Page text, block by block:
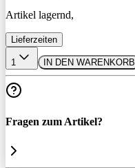
Artikel lagernd,
Lieferzeiten
1 IN DEN WARENKORB
Fragen zum Artikel?